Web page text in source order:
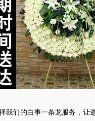
我们的白事一条龙服务，让